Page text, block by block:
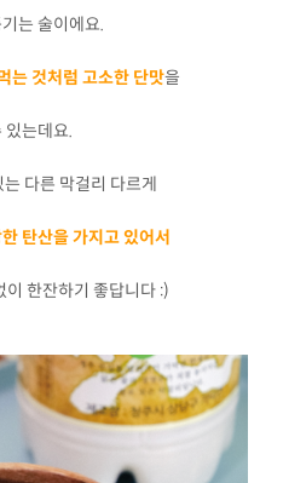
는 술이에요.
는 것처럼 고소한 단맛을
있는데요.
다른 막걸리 다르게
탄산을 가지고 있어서
이 한잔하기 좋답니다 :)